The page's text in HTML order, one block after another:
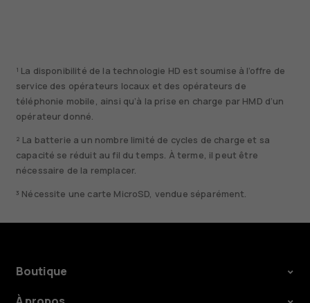
¹ La disponibilité de la technologie HD est soumise à l’offre de
service des opérateurs locaux et des opérateurs de
téléphonie mobile, ainsi qu’à la prise en charge par HMD d’un
opérateur donné.
² La batterie a un nombre limité de cycles de charge et sa
capacité se réduit au fil du temps. À terme, il peut être
nécessaire de la remplacer.
³ Nécessite une carte MicroSD, vendue séparément.
Boutique